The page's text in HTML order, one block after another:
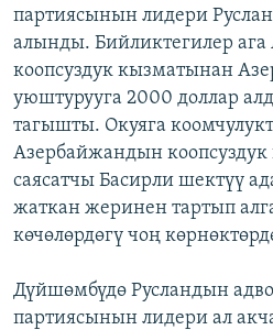
партиясынын лидери
алынды. Бийликтегилер
коопсуздук кызматынан
уюштурууга 2000 доллар
тагышты. Окуяга
Азербайжандын
саясатчы Басирли шектүү
жаткан жеринен тартып
көчөлөрдөгү чоң
Дүйшөмбүдө Русландын
партиясынын лидери ал